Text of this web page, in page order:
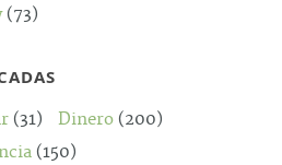
(73)
(31) Dinero (200)
(150)